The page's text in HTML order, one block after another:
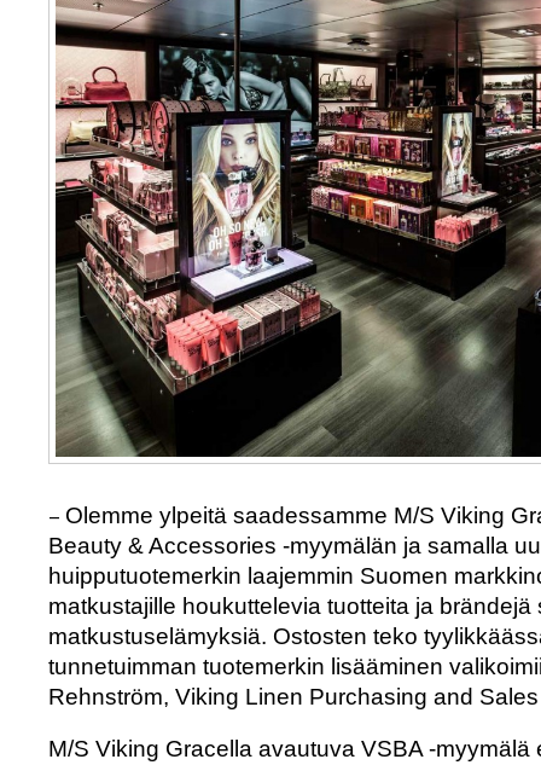
– Olemme ylpeitä saadessamme M/S Viking
Beauty & Accessories -myymälän ja samalla
huipputuotemerkin laajemmin Suomen
matkustajille houkuttelevia tuotteita ja
matkustuselämyksiä. Ostosten teko
tunnetuimman tuotemerkin lisääminen
Rehnström, Viking Linen Purchasing and
M/S Viking Gracella avautuva VSBA -myymälä